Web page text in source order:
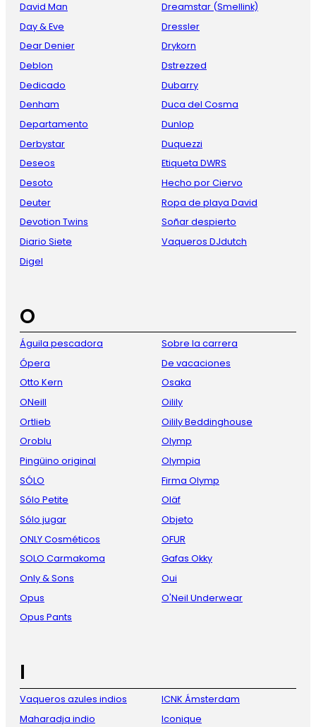
David Man
Day & Eve
Dear Denier
Deblon
Dedicado
Denham
Departamento
Derbystar
Deseos
Desoto
Deuter
Devotion Twins
Diario Siete
Digel
Dreamstar (Smellink)
Dressler
Drykorn
Dstrezzed
Dubarry
Duca del Cosma
Dunlop
Duquezzi
Etiqueta DWRS
Hecho por Ciervo
Ropa de playa David
Soñar despierto
Vaqueros DJdutch
O
Águila pescadora
Ópera
Otto Kern
ONeill
Ortlieb
Oroblu
Pingüino original
SÓLO
Sólo Petite
Sólo jugar
ONLY Cosméticos
SOLO Carmakoma
Only & Sons
Opus
Opus Pants
Sobre la carrera
De vacaciones
Osaka
Oilily
Oilily Beddinghouse
Olymp
Olympia
Firma Olymp
Oläf
Objeto
OFUR
Gafas Okky
Oui
O'Neil Underwear
I
Vaqueros azules indios
Maharadja indio
ICNK Ámsterdam
Iconique